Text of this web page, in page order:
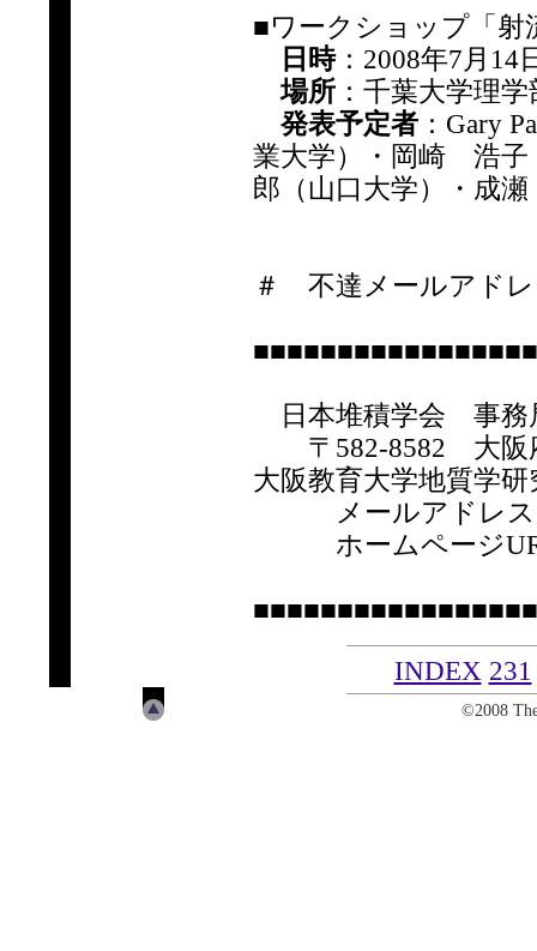
■ワークショップ「射
日時：2008年7月14
場所 ：千葉大学理
発表予定者 ：Gary
業大学）・岡崎 浩子
郎（山口大学）・成
＃ 不達メールアド
日本堆積学会 事務
〒582-8582 大阪
大阪教育大学地質学研
メールアドレ
ホームページ
INDEX 231
©2008